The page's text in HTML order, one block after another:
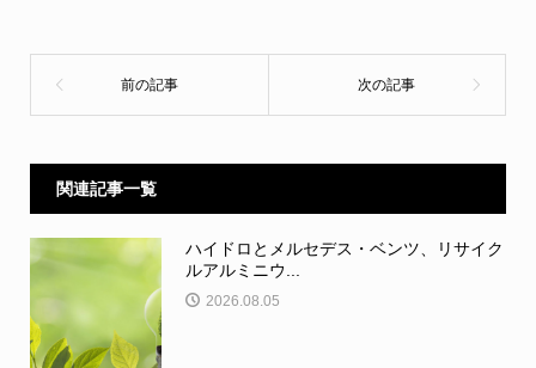
関連記事一覧
ハイドロとメルセデス・ベンツ、リサイク
ルアルミニウ...
2026.08.05